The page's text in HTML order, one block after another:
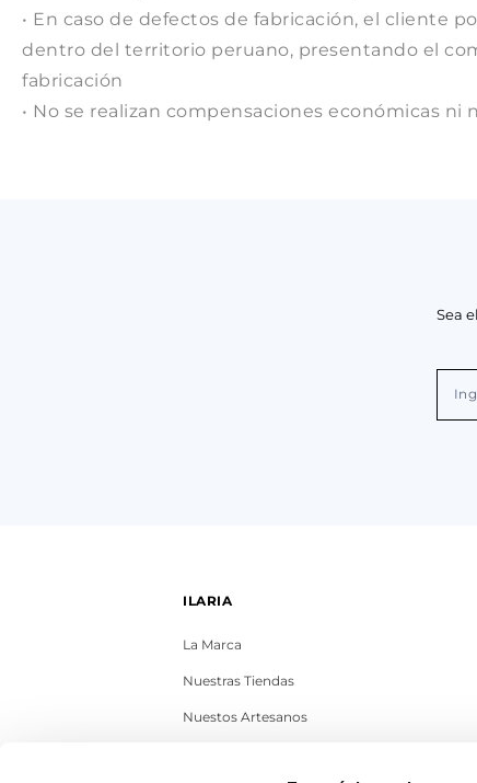
• En caso de defectos de fabricación, el cliente
dentro del territorio peruano, presentando el
fabricación
• No se realizan compensaciones económicas
Sea
ILARIA
La Marca
Nuestras Tiendas
Nuestos Artesanos